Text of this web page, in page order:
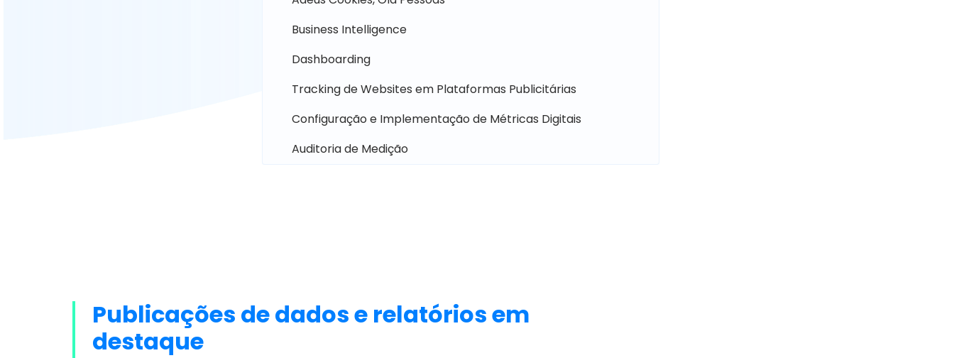
Business Intelligence
Dashboarding
Tracking de Websites em Plataformas Publicitárias
Configuração e Implementação de Métricas Digitais
Auditoria de Medição
Publicações de dados e relatórios em
destaque